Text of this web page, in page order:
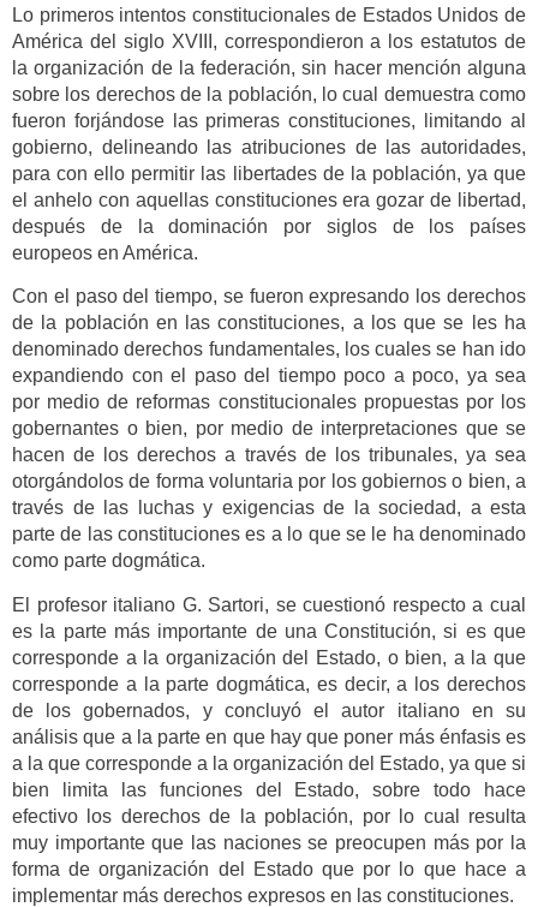
Lo primeros intentos constitucionales de Estados Unidos de
América del siglo XVIII, correspondieron a los estatutos de
la organización de la federación, sin hacer mención alguna
sobre los derechos de la población, lo cual demuestra como
fueron forjándose las primeras constituciones, limitando al
gobierno, delineando las atribuciones de las autoridades,
para con ello permitir las libertades de la población, ya que
el anhelo con aquellas constituciones era gozar de libertad,
después de la dominación por siglos de los países
europeos en América.
Con el paso del tiempo, se fueron expresando los derechos
de la población en las constituciones, a los que se les ha
denominado derechos fundamentales, los cuales se han ido
expandiendo con el paso del tiempo poco a poco, ya sea
por medio de reformas constitucionales propuestas por los
gobernantes o bien, por medio de interpretaciones que se
hacen de los derechos a través de los tribunales, ya sea
otorgándolos de forma voluntaria por los gobiernos o bien, a
través de las luchas y exigencias de la sociedad, a esta
parte de las constituciones es a lo que se le ha denominado
como parte dogmática.
El profesor italiano G. Sartori, se cuestionó respecto a cual
es la parte más importante de una Constitución, si es que
corresponde a la organización del Estado, o bien, a la que
corresponde a la parte dogmática, es decir, a los derechos
de los gobernados, y concluyó el autor italiano en su
análisis que a la parte en que hay que poner más énfasis es
a la que corresponde a la organización del Estado, ya que si
bien limita las funciones del Estado, sobre todo hace
efectivo los derechos de la población, por lo cual resulta
muy importante que las naciones se preocupen más por la
forma de organización del Estado que por lo que hace a
implementar más derechos expresos en las constituciones.